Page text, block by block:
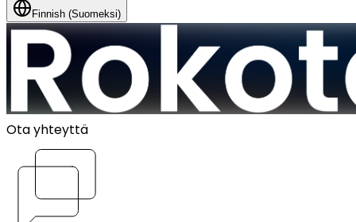
Finnish (Suomeksi)
Ota yhteyttä